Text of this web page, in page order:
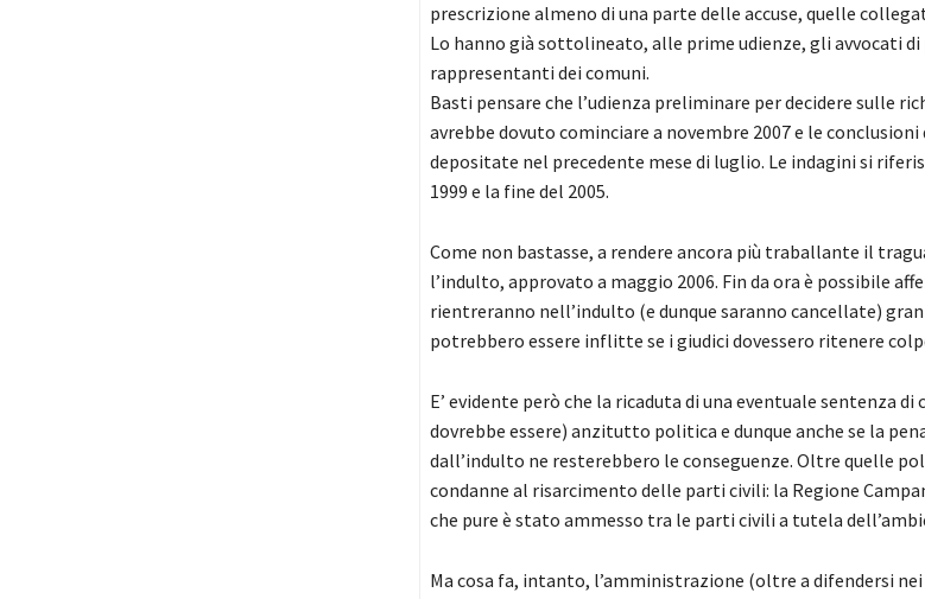
prescrizione almeno di una parte delle accuse, quelle
Lo hanno già sottolineato, alle prime udienze, gli avvocati di
rappresentanti dei comuni.
Basti pensare che l’udienza preliminare per decidere sulle
avrebbe dovuto cominciare a novembre 2007 e le
depositate nel precedente mese di luglio. Le indagini si
1999 e la fine del 2005.
Come non bastasse, a rendere ancora più traballante il
l’indulto, approvato a maggio 2006. Fin da ora è possibile
rientreranno nell’indulto (e dunque saranno cancellate)
potrebbero essere inflitte se i giudici dovessero ritenere
E’ evidente però che la ricaduta di una eventuale sentenza di
dovrebbe essere) anzitutto politica e dunque anche se la
dall’indulto ne resterebbero le conseguenze. Oltre quelle
condanne al risarcimento delle parti civili: la Regione
che pure è stato ammesso tra le parti civili a tutela
Ma cosa fa, intanto, l’amministrazione (oltre a difendersi